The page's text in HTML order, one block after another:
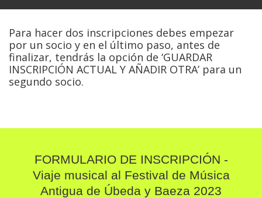
Para hacer dos inscripciones debes empezar
por un socio y en el último paso, antes de
finalizar, tendrás la opción de ‘GUARDAR
INSCRIPCIÓN ACTUAL Y AÑADIR OTRA’ para un
segundo socio.
FORMULARIO DE INSCRIPCIÓN -
Viaje musical al Festival de Música
Antigua de Úbeda y Baeza 2023